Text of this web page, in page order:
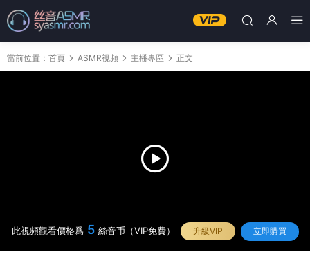
當前位置： 首頁 ASMR視頻 主播專區 正文
此視頻觀看價格爲 5 絲音币（VIP免費） 升級VIP 立即購買